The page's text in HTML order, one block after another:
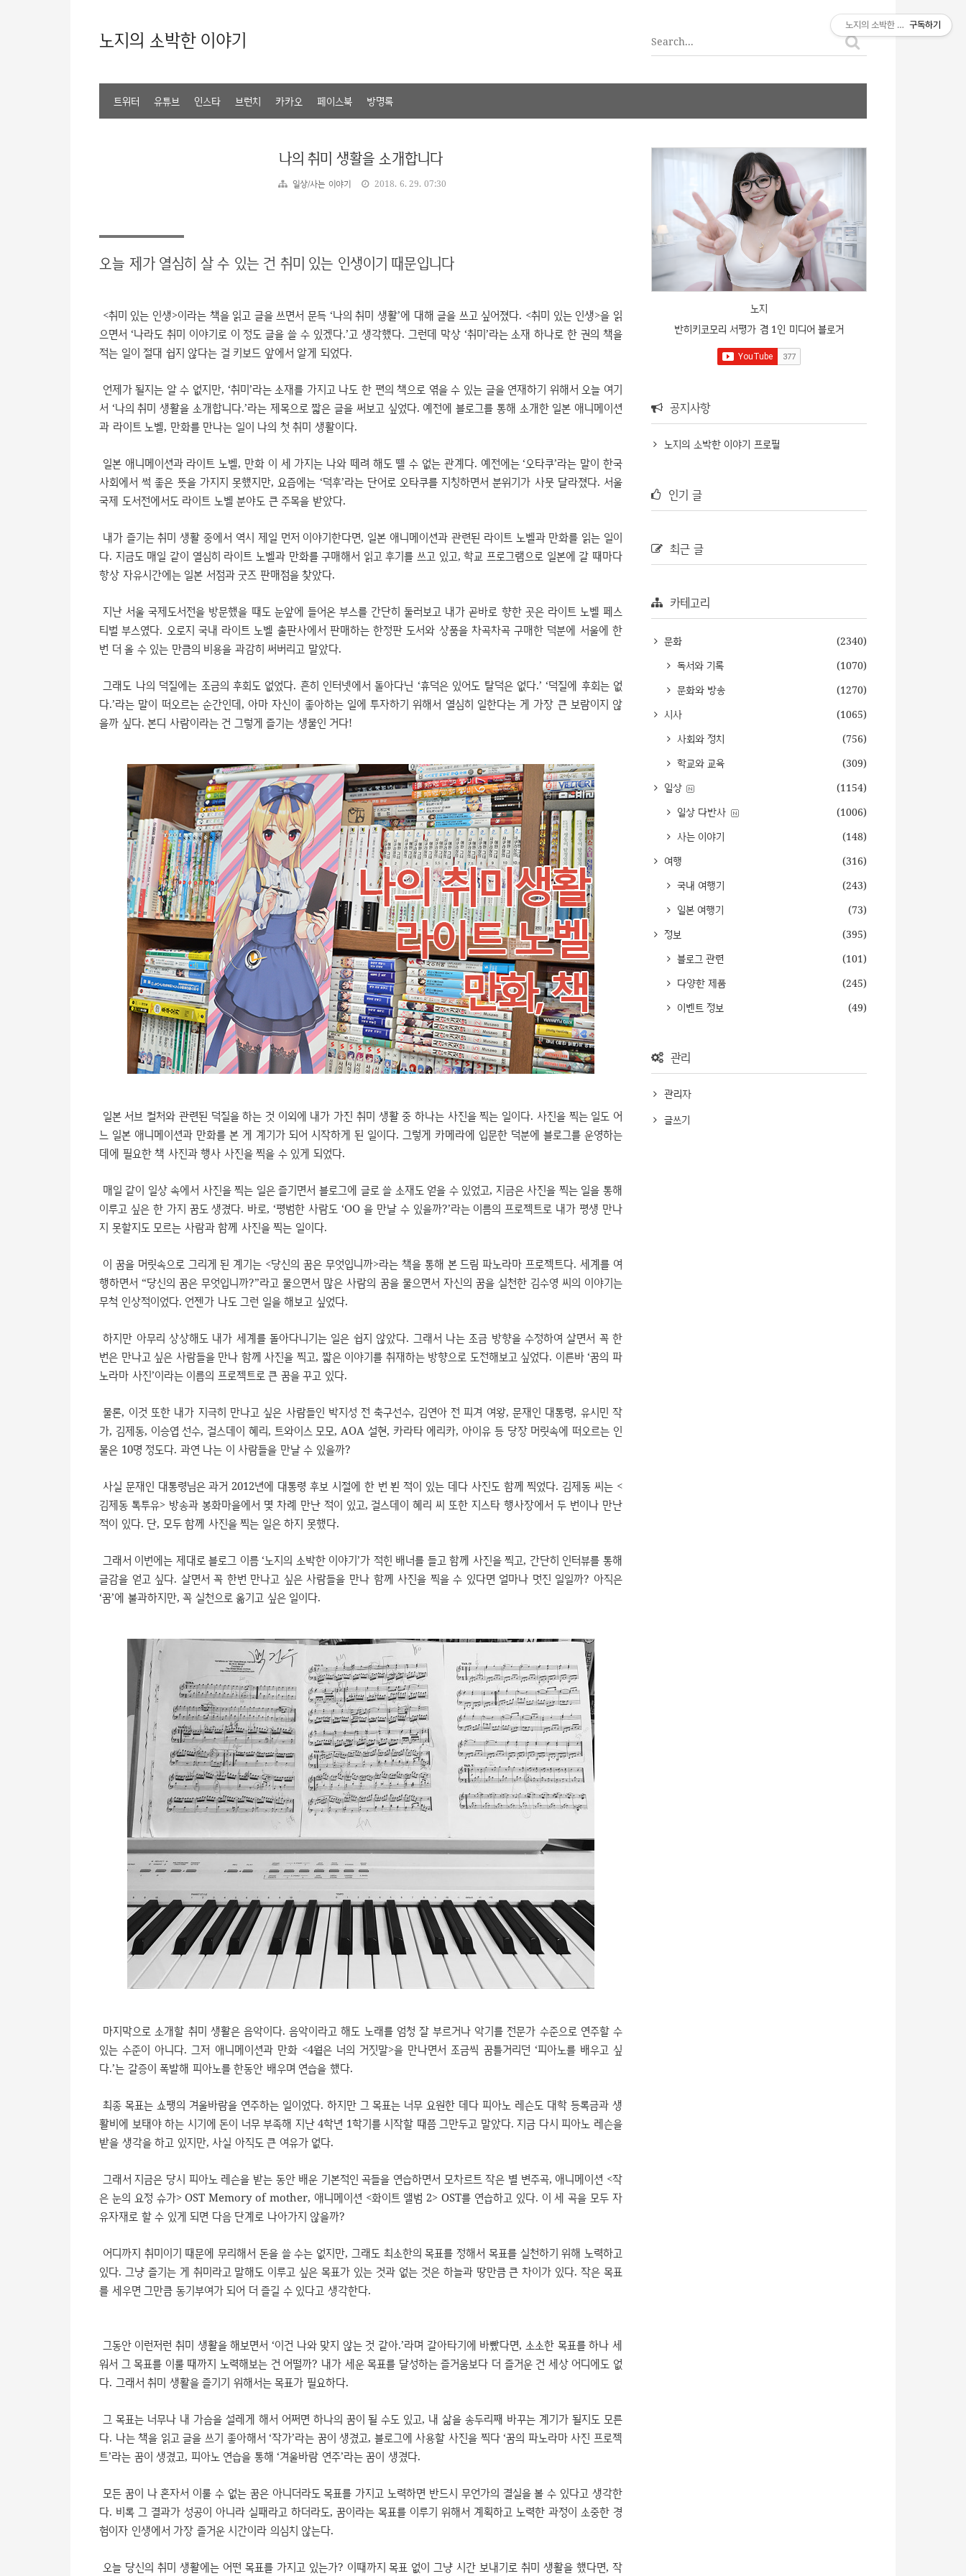
노지의 소박한 이야기
트위터 유튜브 인스타 브런치 카카오 페이스북 방명록
나의 취미 생활을 소개합니다
일상/사는 이야기 2018. 6. 29. 07:30
오늘 제가 열심히 살 수 있는 건 취미 있는 인생이기 때문입니다
<취미 있는 인생>이라는 책을 읽고 글을 쓰면서 문득 ‘나의 취미 생활’에 대해 글을 쓰고 싶어졌다. <취미 있는 인생>을 읽
으면서 ‘나라도 취미 이야기로 이 정도 글을 쓸 수 있겠다.’고 생각했다. 그런데 막상 ‘취미’라는 소재 하나로 한 권의 책을
적는 일이 절대 쉽지 않다는 걸 키보드 앞에서 알게 되었다.
언제가 될지는 알 수 없지만, ‘취미’라는 소재를 가지고 나도 한 편의 책으로 엮을 수 있는 글을 연재하기 위해서 오늘 여기
서 ‘나의 취미 생활을 소개합니다.’라는 제목으로 짧은 글을 써보고 싶었다. 예전에 블로그를 통해 소개한 일본 애니메이션
과 라이트 노벨, 만화를 만나는 일이 나의 첫 취미 생활이다.
일본 애니메이션과 라이트 노벨, 만화 이 세 가지는 나와 떼려 해도 뗄 수 없는 관계다. 예전에는 ‘오타쿠’라는 말이 한국
사회에서 썩 좋은 뜻을 가지지 못했지만, 요즘에는 ‘덕후’라는 단어로 오타쿠를 지칭하면서 분위기가 사뭇 달라졌다. 서울
국제 도서전에서도 라이트 노벨 분야도 큰 주목을 받았다.
내가 즐기는 취미 생활 중에서 역시 제일 먼저 이야기한다면, 일본 애니메이션과 관련된 라이트 노벨과 만화를 읽는 일이
다. 지금도 매일 같이 열심히 라이트 노벨과 만화를 구매해서 읽고 후기를 쓰고 있고, 학교 프로그램으로 일본에 갈 때마다
항상 자유시간에는 일본 서점과 굿즈 판매점을 찾았다.
지난 서울 국제도서전을 방문했을 때도 눈앞에 들어온 부스를 간단히 둘러보고 내가 곧바로 향한 곳은 라이트 노벨 페스
티벌 부스였다. 오로지 국내 라이트 노벨 출판사에서 판매하는 한정판 도서와 상품을 차곡차곡 구매한 덕분에 서울에 한
번 더 올 수 있는 만큼의 비용을 과감히 써버리고 말았다.
그래도 나의 덕질에는 조금의 후회도 없었다. 흔히 인터넷에서 돌아다닌 ‘휴덕은 있어도 탈덕은 없다.’ ‘덕질에 후회는 없
다.’라는 말이 떠오르는 순간인데, 아마 자신이 좋아하는 일에 투자하기 위해서 열심히 일한다는 게 가장 큰 보람이지 않
을까 싶다. 본디 사람이라는 건 그렇게 즐기는 생물인 거다!
일본 서브 컬처와 관련된 덕질을 하는 것 이외에 내가 가진 취미 생활 중 하나는 사진을 찍는 일이다. 사진을 찍는 일도 어
느 일본 애니메이션과 만화를 본 게 계기가 되어 시작하게 된 일이다. 그렇게 카메라에 입문한 덕분에 블로그를 운영하는
데에 필요한 책 사진과 행사 사진을 찍을 수 있게 되었다.
매일 같이 일상 속에서 사진을 찍는 일은 즐기면서 블로그에 글로 쓸 소재도 얻을 수 있었고, 지금은 사진을 찍는 일을 통해
이루고 싶은 한 가지 꿈도 생겼다. 바로, ‘평범한 사람도 ‘OO 을 만날 수 있을까?’라는 이름의 프로젝트로 내가 평생 만나
지 못할지도 모르는 사람과 함께 사진을 찍는 일이다.
이 꿈을 머릿속으로 그리게 된 계기는 <당신의 꿈은 무엇입니까>라는 책을 통해 본 드림 파노라마 프로젝트다. 세계를 여
행하면서 “당신의 꿈은 무엇입니까?”라고 물으면서 많은 사람의 꿈을 물으면서 자신의 꿈을 실천한 김수영 씨의 이야기는
무척 인상적이었다. 언젠가 나도 그런 일을 해보고 싶었다.
하지만 아무리 상상해도 내가 세계를 돌아다니기는 일은 쉽지 않았다. 그래서 나는 조금 방향을 수정하여 살면서 꼭 한
번은 만나고 싶은 사람들을 만나 함께 사진을 찍고, 짧은 이야기를 취재하는 방향으로 도전해보고 싶었다. 이른바 ‘꿈의 파
노라마 사진’이라는 이름의 프로젝트로 큰 꿈을 꾸고 있다.
물론, 이것 또한 내가 지극히 만나고 싶은 사람들인 박지성 전 축구선수, 김연아 전 피겨 여왕, 문재인 대통령, 유시민 작
가, 김제동, 이승엽 선수, 걸스데이 혜리, 트와이스 모모, AOA 설현, 카라타 에리카, 아이유 등 당장 머릿속에 떠오르는 인
물은 10명 정도다. 과연 나는 이 사람들을 만날 수 있을까?
사실 문재인 대통령님은 과거 2012년에 대통령 후보 시절에 한 번 뵌 적이 있는 데다 사진도 함께 찍었다. 김제동 씨는 <
김제동 톡투유> 방송과 봉화마을에서 몇 차례 만난 적이 있고, 걸스데이 혜리 씨 또한 지스타 행사장에서 두 번이나 만난
적이 있다. 단, 모두 함께 사진을 찍는 일은 하지 못했다.
그래서 이번에는 제대로 블로그 이름 ‘노지의 소박한 이야기’가 적힌 배너를 들고 함께 사진을 찍고, 간단히 인터뷰를 통해
글감을 얻고 싶다. 살면서 꼭 한번 만나고 싶은 사람들을 만나 함께 사진을 찍을 수 있다면 얼마나 멋진 일일까? 아직은
‘꿈’에 불과하지만, 꼭 실천으로 옮기고 싶은 일이다.
마지막으로 소개할 취미 생활은 음악이다. 음악이라고 해도 노래를 엄청 잘 부르거나 악기를 전문가 수준으로 연주할 수
있는 수준이 아니다. 그저 애니메이션과 만화 <4월은 너의 거짓말>을 만나면서 조금씩 꿈틀거리던 ‘피아노를 배우고 싶
다.’는 갈증이 폭발해 피아노를 한동안 배우며 연습을 했다.
최종 목표는 쇼팽의 겨울바람을 연주하는 일이었다. 하지만 그 목표는 너무 요원한 데다 피아노 레슨도 대학 등록금과 생
활비에 보태야 하는 시기에 돈이 너무 부족해 지난 4학년 1학기를 시작할 때쯤 그만두고 말았다. 지금 다시 피아노 레슨을
받을 생각을 하고 있지만, 사실 아직도 큰 여유가 없다.
그래서 지금은 당시 피아노 레슨을 받는 동안 배운 기본적인 곡들을 연습하면서 모차르트 작은 별 변주곡, 애니메이션 <작
은 눈의 요정 슈가> OST Memory of mother, 애니메이션 <화이트 앨범 2> OST를 연습하고 있다. 이 세 곡을 모두 자
유자재로 할 수 있게 되면 다음 단계로 나아가지 않을까?
어디까지 취미이기 때문에 무리해서 돈을 쓸 수는 없지만, 그래도 최소한의 목표를 정해서 목표를 실천하기 위해 노력하고
있다. 그냥 즐기는 게 취미라고 말해도 이루고 싶은 목표가 있는 것과 없는 것은 하늘과 땅만큼 큰 차이가 있다. 작은 목표
를 세우면 그만큼 동기부여가 되어 더 즐길 수 있다고 생각한다.
그동안 이런저런 취미 생활을 해보면서 ‘이건 나와 맞지 않는 것 같아.’라며 갈아타기에 바빴다면, 소소한 목표를 하나 세
워서 그 목표를 이룰 때까지 노력해보는 건 어떨까? 내가 세운 목표를 달성하는 즐거움보다 더 즐거운 건 세상 어디에도 없
다. 그래서 취미 생활을 즐기기 위해서는 목표가 필요하다.
그 목표는 너무나 내 가슴을 설레게 해서 어쩌면 하나의 꿈이 될 수도 있고, 내 삶을 송두리째 바꾸는 계기가 될지도 모른
다. 나는 책을 읽고 글을 쓰기 좋아해서 ‘작가’라는 꿈이 생겼고, 블로그에 사용할 사진을 찍다 ‘꿈의 파노라마 사진 프로젝
트’라는 꿈이 생겼고, 피아노 연습을 통해 ‘겨울바람 연주’라는 꿈이 생겼다.
모든 꿈이 나 혼자서 이룰 수 없는 꿈은 아니더라도 목표를 가지고 노력하면 반드시 무언가의 결실을 볼 수 있다고 생각한
다. 비록 그 결과가 성공이 아니라 실패라고 하더라도, 꿈이라는 목표를 이루기 위해서 계획하고 노력한 과정이 소중한 경
험이자 인생에서 가장 즐거운 시간이라 의심치 않는다.
오늘 당신의 취미 생활에는 어떤 목표를 가지고 있는가? 이때까지 목표 없이 그냥 시간 보내기로 취미 생활을 했다면, 작
노지
반히키코모리 서평가 겸 1인 미디어 블로거
공지사항
노지의 소박한 이야기 프로필
인기 글
최근 글
카테고리
문화
(2340)
독서와 기록
(1070)
문화와 방송
(1270)
시사
(1065)
사회와 정치
(756)
학교와 교육
(309)
일상
(1154)
일상 다반사
(1006)
사는 이야기
(148)
여행
(316)
국내 여행기
(243)
일본 여행기
(73)
정보
(395)
블로그 관련
(101)
다양한 제품
(245)
이벤트 정보
(49)
관리
관리자
글쓰기
노지의 소박한 이야기구독하기